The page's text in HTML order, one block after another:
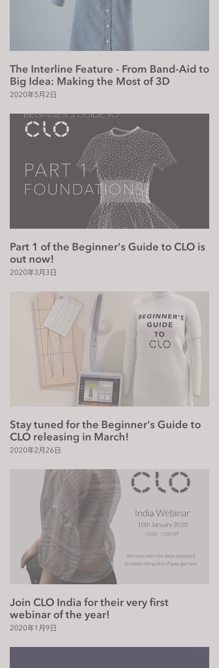
The Interline Feature - From Band-Aid to
Big Idea: Making the Most of 3D
2020年5月2日
Part 1 of the Beginner's Guide to CLO is
out now!
2020年3月3日
Stay tuned for the Beginner's Guide to
CLO releasing in March!
2020年2月26日
Join CLO India for their very first
webinar of the year!
2020年1月9日